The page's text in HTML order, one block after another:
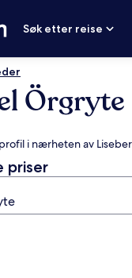
Søk etter reise
Örgryte
i nærheten av
priser